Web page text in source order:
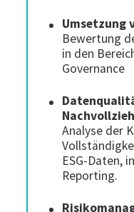
Umsetzung
Bewertung
in den
Governance
Analyse der
ESG-Daten,
Reporting.